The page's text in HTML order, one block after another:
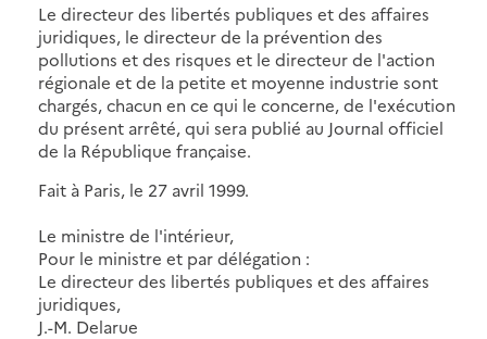
Le directeur des libertés publiques et des affaires
juridiques, le directeur de la prévention des
pollutions et des risques et le directeur de l'action
régionale et de la petite et moyenne industrie sont
chargés, chacun en ce qui le concerne, de l'exécution
du présent arrêté, qui sera publié au Journal officiel
de la République française.
Fait à Paris, le 27 avril 1999.
Le ministre de l'intérieur,
Pour le ministre et par délégation :
Le directeur des libertés publiques et des affaires
juridiques,
J.-M. Delarue